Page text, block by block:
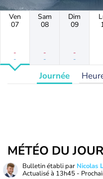
Ven
07
-
-
Sam
08
-
-
Dim
09
-
-
Journée
MÉTÉO DU JOUR
Bulletin établi par Nicolas
Actualisé à 13h45 -